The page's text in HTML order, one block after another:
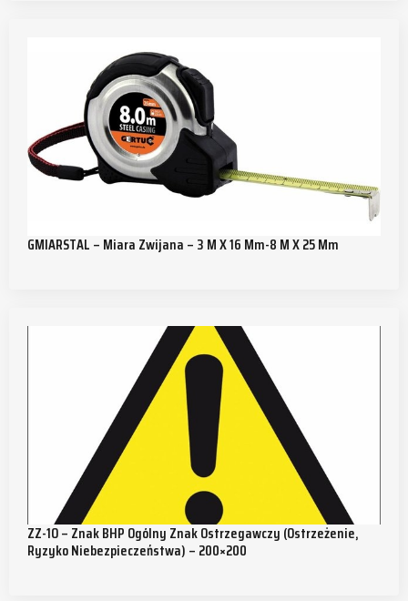
GMIARSTAL – Miara Zwijana – 3 M X 16 Mm-8 M X 25 Mm
ZZ-1O – Znak BHP Ogólny Znak Ostrzegawczy (ostrzeżenie,
Ryzyko Niebezpieczeństwa) – 200×200